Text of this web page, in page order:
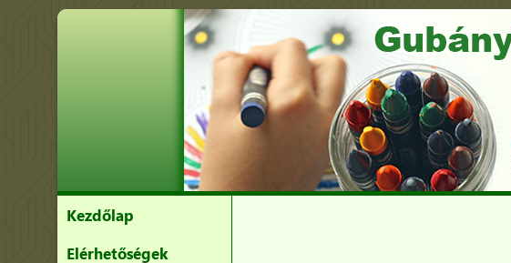
Kezdőlap
Elérhetőségek